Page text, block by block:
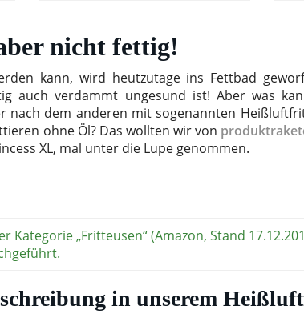
nicht fettig!
kann, wird heutzutage ins Fettbad
auch verdammt ungesund ist! Aber was
dem anderen mit sogenannten
ohne Öl? Das wollten wir von
XL, mal unter die Lupe genommen.
„Fritteusen“ (Amazon, Stand
in unserem